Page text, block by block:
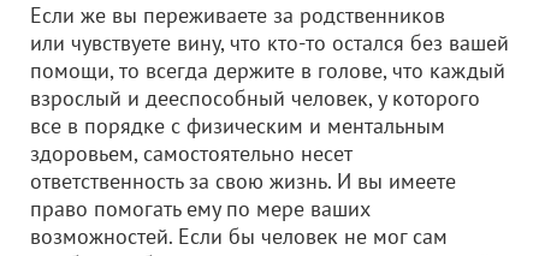
Если же вы переживаете за родственников
или чувствуете вину, что кто-то остался без вашей
помощи, то всегда держите в голове, что каждый
взрослый и дееспособный человек, у которого
все в порядке с физическим и ментальным
здоровьем, самостоятельно несет
ответственность за свою жизнь. И вы имеете
право помогать ему по мере ваших
возможностей. Если бы человек не мог сам